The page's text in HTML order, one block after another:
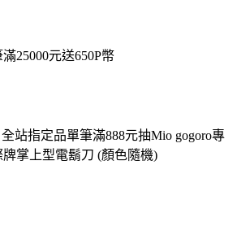
25000元送650P幣
全站指定品單筆滿888元抽Mio gogoro專
掌上型電鬍刀 (顏色隨機)